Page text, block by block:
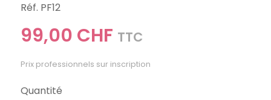
Réf. PF12
99,00 CHF TTC
Prix professionnels sur inscription
Quantité